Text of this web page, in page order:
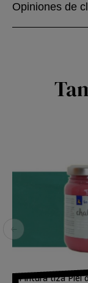
Opiniones de
Pintura tiza Piel